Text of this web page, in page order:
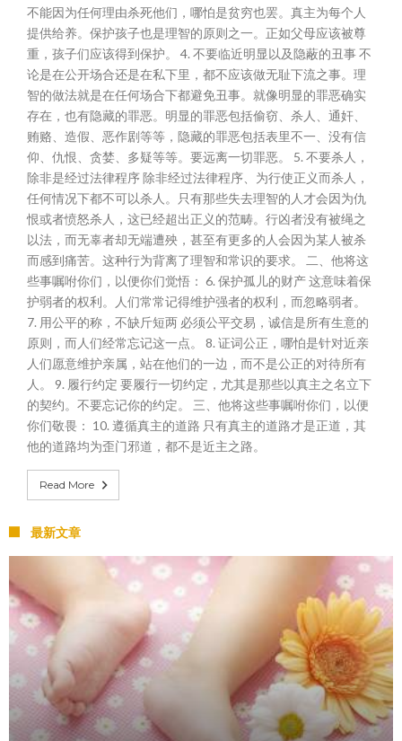
不能因为任何理由杀死他们，哪怕是贫穷也罢。真主为每个人
提供给养。保护孩子也是理智的原则之一。正如父母应该被尊
重，孩子们应该得到保护。 4. 不要临近明显以及隐蔽的丑事 不
论是在公开场合还是在私下里，都不应该做无耻下流之事。理
智的做法就是在任何场合下都避免丑事。就像明显的罪恶确实
存在，也有隐藏的罪恶。明显的罪恶包括偷窃、杀人、通奸、
贿赂、造假、恶作剧等等，隐藏的罪恶包括表里不一、没有信
仰、仇恨、贪婪、多疑等等。要远离一切罪恶。 5. 不要杀人，
除非是经过法律程序 除非经过法律程序、为行使正义而杀人，
任何情况下都不可以杀人。只有那些失去理智的人才会因为仇
恨或者愤怒杀人，这已经超出正义的范畴。行凶者没有被绳之
以法，而无辜者却无端遭殃，甚至有更多的人会因为某人被杀
而感到痛苦。这种行为背离了理智和常识的要求。 二、他将这
些事嘱咐你们，以便你们觉悟： 6. 保护孤儿的财产 这意味着保
护弱者的权利。人们常常记得维护强者的权利，而忽略弱者。
7. 用公平的称，不缺斤短两 必须公平交易，诚信是所有生意的
原则，而人们经常忘记这一点。 8. 证词公正，哪怕是针对近亲
人们愿意维护亲属，站在他们的一边，而不是公正的对待所有
人。 9. 履行约定 要履行一切约定，尤其是那些以真主之名立下
的契约。不要忘记你的约定。 三、他将这些事嘱咐你们，以便
你们敬畏： 10. 遵循真主的道路 只有真主的道路才是正道，其
他的道路均为歪门邪道，都不是近主之路。
Read More
最新文章